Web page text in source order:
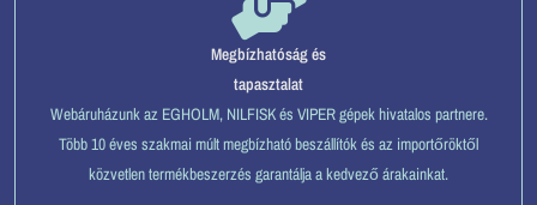
Megbízhatóság és
tapasztalat
Webáruházunk az EGHOLM, NILFISK és VIPER gépek hivatalos partnere.
Több 10 éves szakmai múlt megbízható beszállítók és az importőröktől
közvetlen termékbeszerzés garantálja a kedvező árakainkat.